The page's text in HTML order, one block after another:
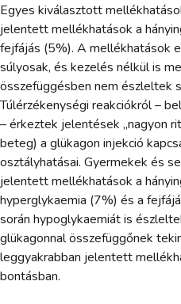
Egyes kiválasztott
jelentett mellékhatások a
fejfájás (5%). A mellékhatások
súlyosak, és kezelés nélkül is
összefüggésben nem észleltek
Túlérzékenységi reakciókról –
– érkeztek jelentések „nagyon
beteg) a glükagon injekció
osztályhatásai. Gyermekek és
jelentett mellékhatások a
hyperglykaemia (7%) és a
során hypoglykaemiát is
glükagonnal összefüggőnek
leggyakrabban jelentett
bontásban.